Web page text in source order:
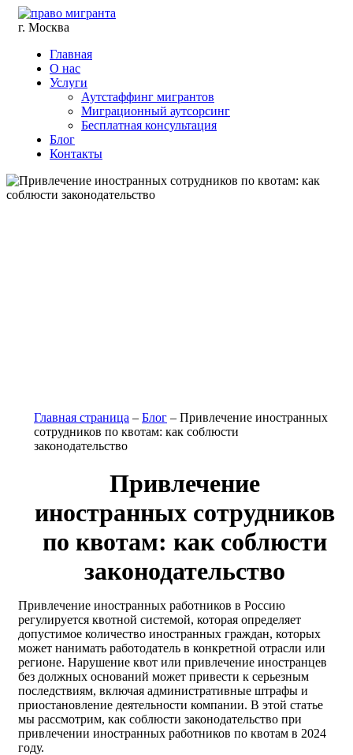
г. Москва
Главная
О нас
Услуги
Аутстаффинг мигрантов
Миграционный аутсорсинг
Бесплатная консультация
Блог
Контакты
Главная страница – Блог – Привлечение иностранных
сотрудников по квотам: как соблюсти
законодательство
Привлечение
иностранных сотрудников
по квотам: как соблюсти
законодательство
Привлечение иностранных работников в Россию
регулируется квотной системой, которая определяет
допустимое количество иностранных граждан, которых
может нанимать работодатель в конкретной отрасли или
регионе. Нарушение квот или привлечение иностранцев
без должных оснований может привести к серьезным
последствиям, включая административные штрафы и
приостановление деятельности компании. В этой статье
мы рассмотрим, как соблюсти законодательство при
привлечении иностранных работников по квотам в 2024
году.